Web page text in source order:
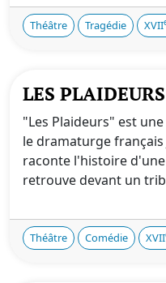
Théâtre Tragédie XVII
LES PLAIDEURS
"Les Plaideurs" est
le dramaturge français
raconte l'histoire
retrouve devant un
Théâtre Comédie XVII